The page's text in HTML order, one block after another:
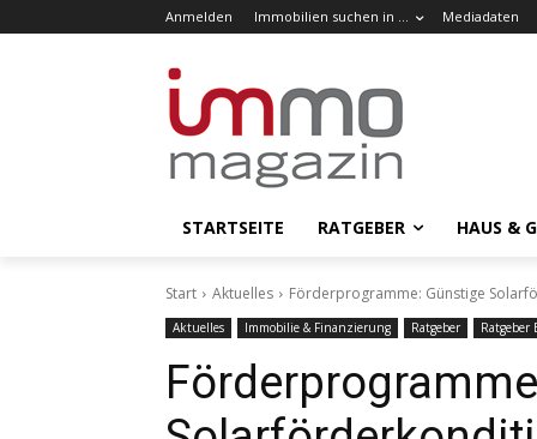
Anmelden Immobilien suchen in … Mediadaten
STARTSEITE RATGEBER HAUS &
Start Aktuelles Förderprogramme: Günstige
Aktuelles Immobilie & Finanzierung Ratgeber Ratgeber